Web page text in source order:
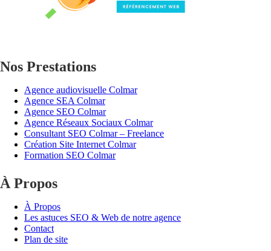
Nos Prestations
Agence audiovisuelle Colmar
Agence SEA Colmar
Agence SEO Colmar
Agence Réseaux Sociaux Colmar
Consultant SEO Colmar – Freelance
Création Site Internet Colmar
Formation SEO Colmar
À Propos
À Propos
Les astuces SEO & Web de notre agence
Contact
Plan de site